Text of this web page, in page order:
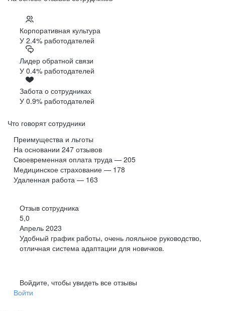
Корпоративная культура
У 2.4% работодателей
Лидер обратной связи
У 0.4% работодателей
Забота о сотрудниках
У 0.9% работодателей
Что говорят сотрудники
Преимущества и льготы
На основании 247 отзывов
Своевременная оплата труда — 205
Медицинское страхование — 178
Удаленная работа — 163
Отзыв сотрудника
5,0
Апрель 2023
Удобный график работы, очень лояльное руководство,
отличная система адаптации для новичков.
Войдите, чтобы увидеть все отзывы
Войти